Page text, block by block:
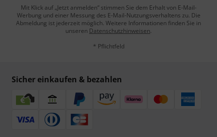
Mit Klick auf „Jetzt anmelden“ stimmen Sie dem Erhalt von E-Mail-
Werbung und einer Messung des E-Mail-Nutzungsverhaltens zu. Die
Abmeldung ist jederzeit möglich. Weitere Informationen finden Sie in
unseren Datenschutzhinweisen.
* Pflichtfeld
Sicher einkaufen & bezahlen